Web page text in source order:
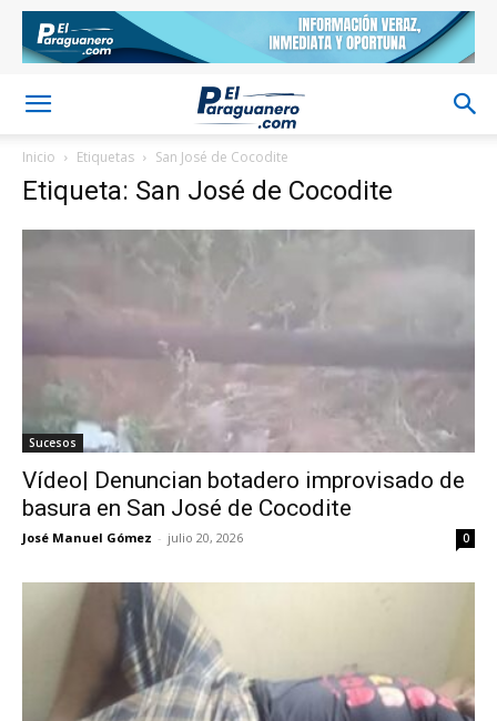
Inicio Etiquetas San José de Cocodite
Etiqueta: San José de Cocodite
Sucesos
Vídeo| Denuncian botadero improvisado de
basura en San José de Cocodite
José Manuel Gómez - julio 20, 2026 0